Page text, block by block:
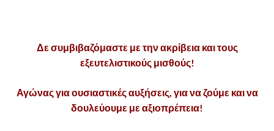
Δε συμβιβαζόμαστε με την ακρίβεια και τους
εξευτελιστικούς μισθούς!
Αγώνας για ουσιαστικές αυξήσεις, για να ζούμε και να
δουλεύουμε με αξιοπρέπεια!